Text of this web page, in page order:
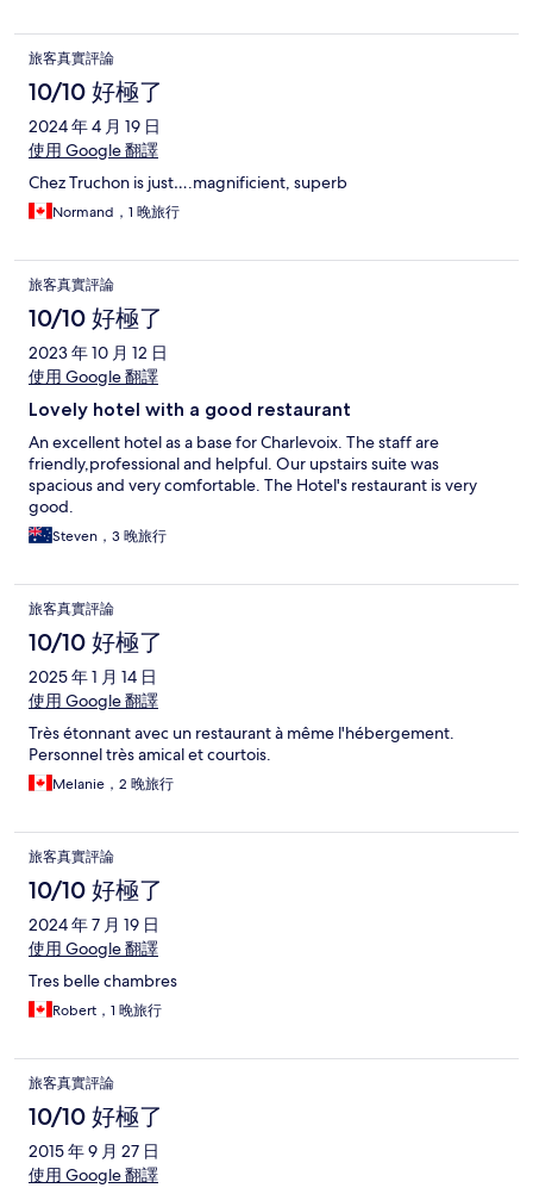
旅客真實評論
10/10 好極了
2024 年 4 月 19 日
使用 Google 翻譯
Chez Truchon is just….magnificient, superb
Normand，1 晚旅行
旅客真實評論
10/10 好極了
2023 年 10 月 12 日
使用 Google 翻譯
Lovely hotel with a good restaurant
An excellent hotel as a base for Charlevoix. The staff are
friendly,professional and helpful. Our upstairs suite was
spacious and very comfortable. The Hotel's restaurant is very
good.
Steven，3 晚旅行
旅客真實評論
10/10 好極了
2025 年 1 月 14 日
使用 Google 翻譯
Très étonnant avec un restaurant à même l'hébergement.
Personnel très amical et courtois.
Melanie，2 晚旅行
旅客真實評論
10/10 好極了
2024 年 7 月 19 日
使用 Google 翻譯
Tres belle chambres
Robert，1 晚旅行
旅客真實評論
10/10 好極了
2015 年 9 月 27 日
使用 Google 翻譯